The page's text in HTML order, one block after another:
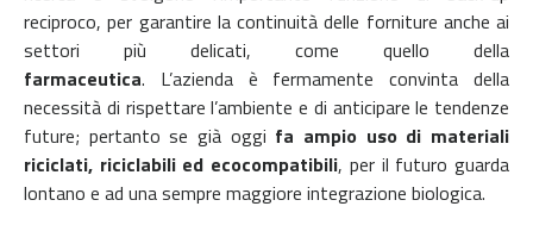
reciproco, per garantire la continuità delle forniture anche ai
settori più delicati, come quello della
farmaceutica. L’azienda è fermamente convinta della
necessità di rispettare l’ambiente e di anticipare le tendenze
future; pertanto se già oggi fa ampio uso di materiali
riciclati, riciclabili ed ecocompatibili, per il futuro guarda
lontano e ad una sempre maggiore integrazione biologica.